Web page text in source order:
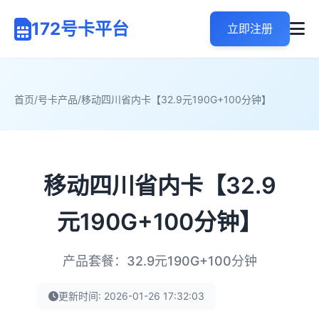
172号卡平台 立即注册
首页/号卡产品/移动四川省内卡【32.9元190G+100分钟】
移动四川省内卡【32.9
元190G+100分钟】
产品套餐：32.9元190G+100分钟
更新时间: 2026-01-26 17:32:03